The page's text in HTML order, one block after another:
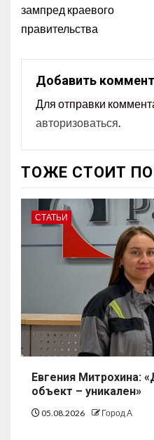
зампред краевого
правительства
Добавить
Для отправки
авторизоваться.
ТОЖЕ СТОИТ
СТАТЬИ
Евгения Митрохина:
объект – уникален»
05.08.2026 Город А